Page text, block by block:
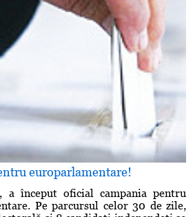
europarlamentare!
început oficial campania pentru
Pe parcursul celor 30 de zile,